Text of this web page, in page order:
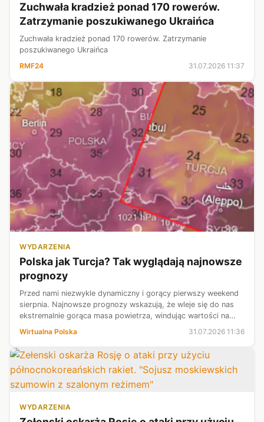
Zuchwała kradzież ponad 170 rowerów.
Zatrzymanie poszukiwanego Ukraińca
Zuchwała kradzież ponad 170 rowerów. Zatrzymanie
poszukiwanego Ukraińca
RMF24
31.07.2026 11:37
WYDARZENIA
Polska jak Turcja? Tak wyglądają najnowsze
prognozy
Przed nami niezwykle dynamiczny i gorący pierwszy weekend
sierpnia. Najnowsze prognozy wskazują, że wleje się do nas
ekstremalnie gorąca masa powietrza, windując wartości na
termometrach do niebezpiecznych poziomów. Termometry w
Wirtualna Polska 31.07.2026 11:36
WYDARZENIA